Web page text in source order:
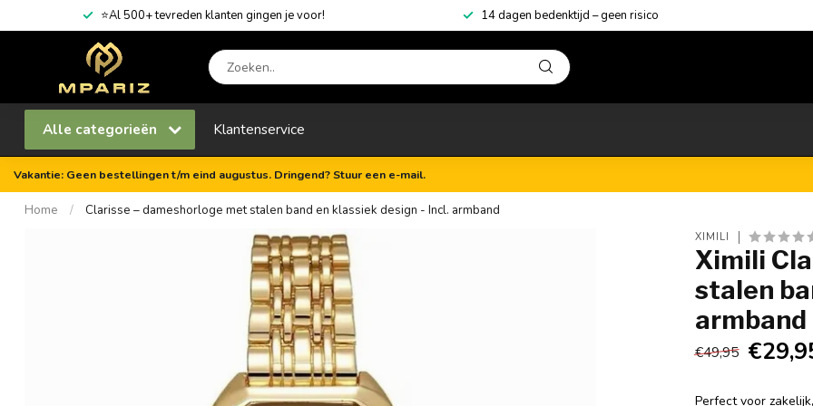
⭐Al 500+ tevreden klanten gingen je voor! 14 dagen bedenktijd – geen risico
Alle categorieën Klantenservice
Vakantie: Geen bestellingen t/m eind augustus. Dringend? Stuur een e-mail.
Home / Clarisse – dameshorloge met stalen band en klassiek design - Incl. armband
XIMILI
Ximili
stalen
armband
€49,95
Perfect voor